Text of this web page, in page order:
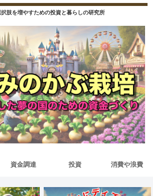
択肢を増やすための投資と暮らしの研究所
資金調達 投資 消費や浪費